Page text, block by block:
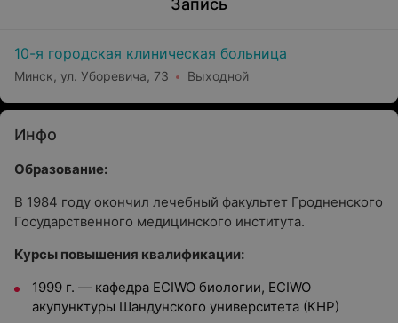
Запись
10-я городская клиническая больница
Минск, ул. Уборевича, 73 Выходной
Инфо
Образование:
В 1984 году окончил лечебный факультет Гродненского
Государственного медицинского института.
Курсы повышения квалификации:
1999 г. — кафедра ECIWO биологии, ECIWO
акупунктуры Шандунского университета (КНР)